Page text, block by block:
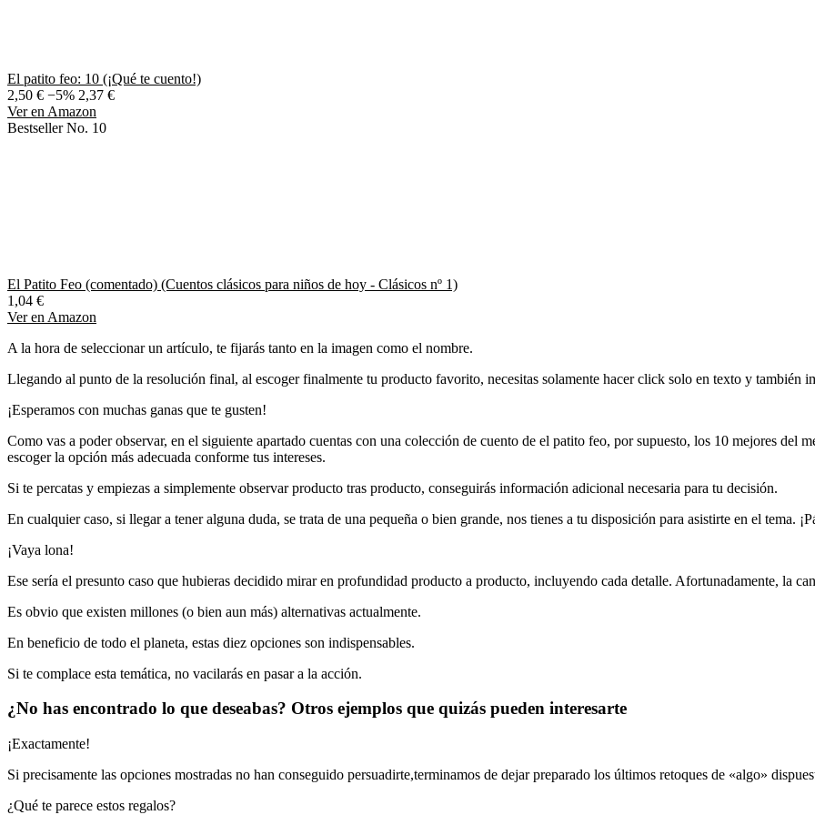
El patito feo: 10 (¡Qué te cuento!)
2,50 € −5% 2,37 €
Ver en Amazon
Bestseller No. 10
El Patito Feo (comentado) (Cuentos clásicos para niños de hoy - Clásicos nº 1)
1,04 €
Ver en Amazon
A la hora de seleccionar un artículo, te fijarás tanto en la imagen como el nombre.
Llegando al punto de la resolución final, al escoger finalmente tu producto favorito, necesitas solamente hacer click solo en texto y también
¡Esperamos con muchas ganas que te gusten!
Como vas a poder observar, en el siguiente apartado cuentas con una colección de cuento de el patito feo, por supuesto, los 10 mejores del
escoger la opción más adecuada conforme tus intereses.
Si te percatas y empiezas a simplemente observar producto tras producto, conseguirás información adicional necesaria para tu decisión.
En cualquier caso, si llegar a tener alguna duda, se trata de una pequeña o bien grande, nos tienes a tu disposición para asistirte en el tema.
¡Vaya lona!
Ese sería el presunto caso que hubieras decidido mirar en profundidad producto a producto, incluyendo cada detalle. Afortunadamente, la
Es obvio que existen millones (o bien aun más) alternativas actualmente.
En beneficio de todo el planeta, estas diez opciones son indispensables.
Si te complace esta temática, no vacilarás en pasar a la acción.
¿No has encontrado lo que deseabas? Otros ejemplos que quizás pueden interesarte
¡Exactamente!
Si precisamente las opciones mostradas no han conseguido persuadirte,terminamos de dejar preparado los últimos retoques de «algo»
¿Qué te parece estos regalos?